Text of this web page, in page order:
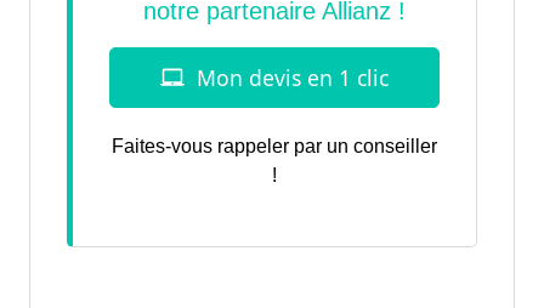
Faites-vous rappeler par un conseiller
!